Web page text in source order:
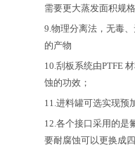
需要更大蒸发面积规
9. 物理分离法，无毒
的产物
10 刮板系统由PTFE
蚀的功效；
1 1. 进料罐可选实现预
1 2 各个接口采用的是
要耐腐蚀可以更换成